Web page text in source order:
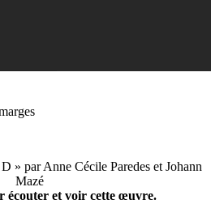
» par Anne Cécile Paredes et Johann
Mazé
écouter et voir cette œuvre.